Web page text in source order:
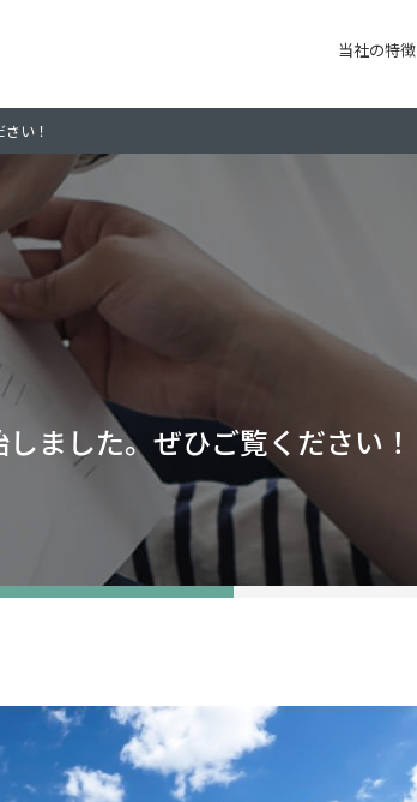
当社の特徴
い！
ました。ぜひご覧ください！